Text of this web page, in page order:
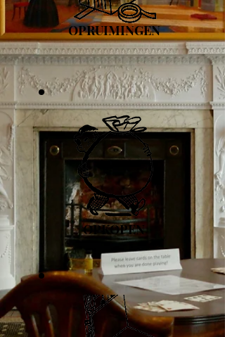
OPRUIMINGEN
OPKOPEN